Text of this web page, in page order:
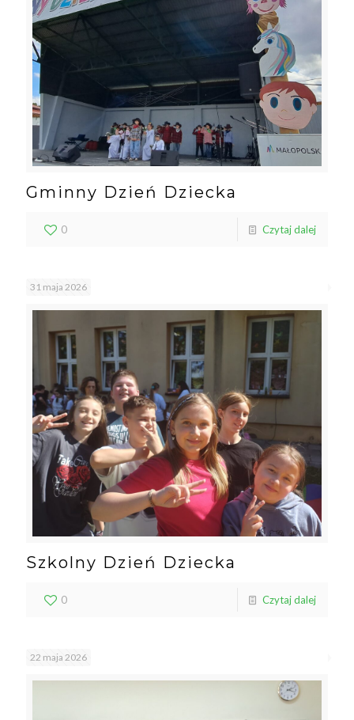
Gminny Dzień Dziecka
0 Czytaj dalej
31 maja 2026
Szkolny Dzień Dziecka
0 Czytaj dalej
22 maja 2026